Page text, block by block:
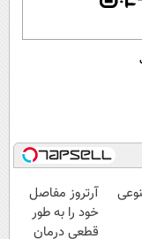
آرتروز مفاصل
خود را به طور
قطعی درمان